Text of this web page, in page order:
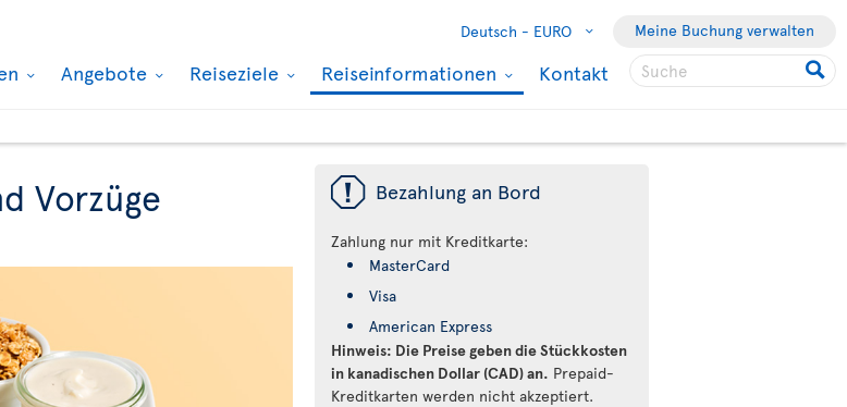
Deutsch - EURO Meine Buchung verwalten
Angebote Reiseziele Reiseinformationen Kontakt
Vorzüge ü Bezahlung an Bord
Zahlung nur mit Kreditkarte:
MasterCard
Visa
American Express
Hinweis: Die Preise geben die Stückkosten
in kanadischen Dollar (CAD) an. Prepaid-
Kreditkarten werden nicht akzeptiert.